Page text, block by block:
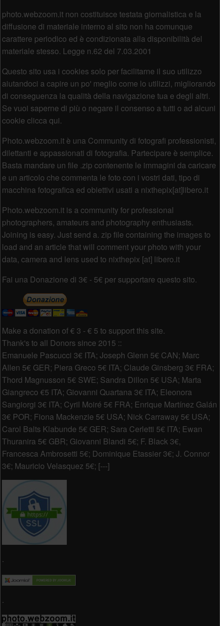
photo.webzoom.it non costituisce testata giornalistica e la
diffusione di materiale interno al sito non ha comunque
carattere periodico ed è condizionata alla disponibilità del
materiale stesso. Legge n.62 del 7.03.2001
Questo sito usa i cookies solo per facilitarne il suo utilizzo
aiutandoci a capire un po' meglio come lo utilizzi, migliorando
di conseguenza la qualità della navigazione tua e degli altri.
Se vuoi saperne di più o negare il consenso a tutti o ad alcuni
cookie clicca qui.
Photo.webzoom.it è una Community di fotografi professionisti,
dilettanti e appassionati di fotografia. Partecipare è semplice.
Basta mandare un file .zip contenente le immagini da caricare
e un articolo che commenta le foto con i vostri dati, tipo di
macchina fotografica ed obiettivi usati a nixthepix[at]libero.it
Photo.webzoom.it is a community for professional
photographers, amateurs and photography enthusiasts.
Joining is easy. Just send a. zip file containing the images to
load and an article that will comment your photo with your
data, camera and lens used to nixthepix [at] libero.it
Fai una Donazione di 3€ - 5€ per supportare questo sito.
Make a donation of € 3 - € 5 to support this site.
Thank's to all Donors since 2015 ::
Emanuele Pascucci 3€ ITA; Joseph Glenn 5€ CAN; Marc
Allen 5€ GER; Piera Greco 5€ ITA; Claude Ginsberg 3€ FRA;
Thord Magnusson 5€ SWE; Sandra Dillon 5€ USA; Marta
Giangreco €5 ITA; Giovanni Quartana 3€ ITA; Eleonora
Sangiorgi 3€ ITA; Cyril Moiré 5€ FRA; Enrique Martínez Galán
3€ POR; Fiona Mackenzie 5€ USA; Nick Carraway 5€ USA;
Carol Balts Klabunde 5€ GER; Sara Cerletti 5€ ITA; Ewan
Thuranira 5€ GBR; Giovanni Blandi 5€; F. Black 3€,
Francesca Ambrosetti 5€; Dominique Etassier 3€; J. Connor
3€; Mauricio Velasquez 5€; [---]
.
.